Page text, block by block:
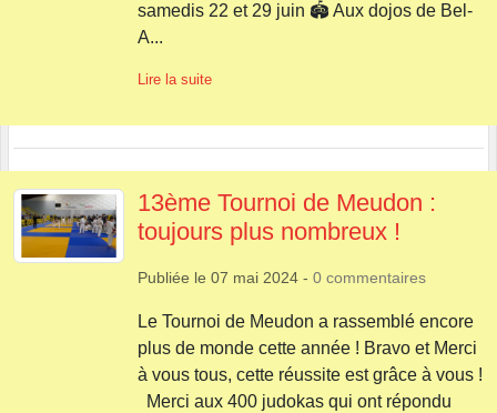
samedis 22 et 29 juin 🏟 Aux dojos de Bel-
A...
Lire la suite
13ème Tournoi de Meudon :
toujours plus nombreux !
Publiée le 07 mai 2024 - 0 commentaires
Le Tournoi de Meudon a rassemblé encore
plus de monde cette année ! Bravo et Merci
à vous tous, cette réussite est grâce à vous !
Merci aux 400 judokas qui ont répondu